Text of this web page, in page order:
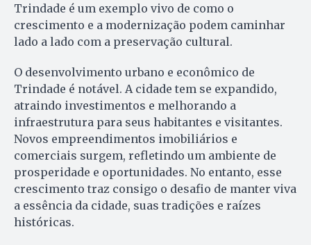
Trindade é um exemplo vivo de como o
crescimento e a modernização podem caminhar
lado a lado com a preservação cultural.
O desenvolvimento urbano e econômico de
Trindade é notável. A cidade tem se expandido,
atraindo investimentos e melhorando a
infraestrutura para seus habitantes e visitantes.
Novos empreendimentos imobiliários e
comerciais surgem, refletindo um ambiente de
prosperidade e oportunidades. No entanto, esse
crescimento traz consigo o desafio de manter viva
a essência da cidade, suas tradições e raízes
históricas.